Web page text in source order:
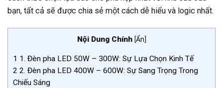
bạn, tất cả sẽ được chia sẻ một cách dễ hiểu và logic nhất.
Nội Dung Chính [Ẩn]
1 1. Đèn pha LED 50W – 300W: Sự Lựa Chọn Kinh Tế
2 2. Đèn pha LED 400W – 600W: Sự Sang Trọng Trong
Chiếu Sáng